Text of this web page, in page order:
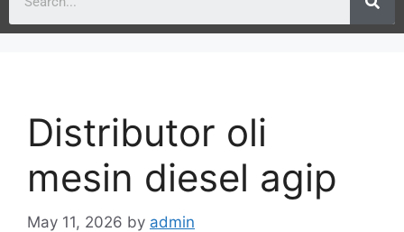
Distributor oli
mesin diesel agip
May 11, 2026 by admin